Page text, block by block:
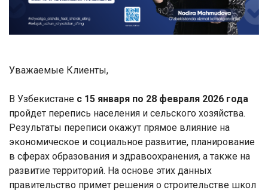
Уважаемые Клиенты,
В Узбекистане с 15 января по 28 февраля 2026 года
пройдет перепись населения и сельского хозяйства.
Результаты переписи окажут прямое влияние на
экономическое и социальное развитие, планирование
в сферах образования и здравоохранения, а также на
развитие территорий. На основе этих данных
правительство примет решения о строительстве школ